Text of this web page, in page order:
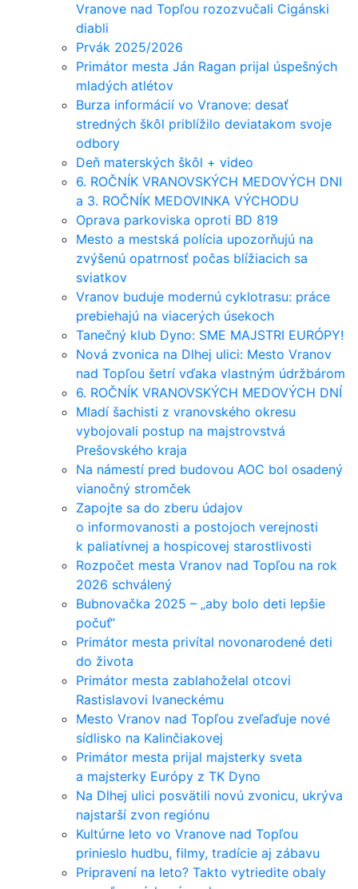
Vranove nad Topľou rozozvučali Cigánski
diabli
Prvák 2025/2026
Primátor mesta Ján Ragan prijal úspešných
mladých atlétov
Burza informácií vo Vranove: desať
stredných škôl priblížilo deviatakom svoje
odbory
Deň materských škôl + video
6. ROČNÍK VRANOVSKÝCH MEDOVÝCH DNI
a 3. ROČNÍK MEDOVINKA VÝCHODU
Oprava parkoviska oproti BD 819
Mesto a mestská polícia upozorňujú na
zvýšenú opatrnosť počas blížiacich sa
sviatkov
Vranov buduje modernú cyklotrasu: práce
prebiehajú na viacerých úsekoch
Tanečný klub Dyno: SME MAJSTRI EURÓPY!
Nová zvonica na Dlhej ulici: Mesto Vranov
nad Topľou šetrí vďaka vlastným údržbárom
6. ROČNÍK VRANOVSKÝCH MEDOVÝCH DNÍ
Mladí šachisti z vranovského okresu
vybojovali postup na majstrovstvá
Prešovského kraja
Na námestí pred budovou AOC bol osadený
vianočný stromček
Zapojte sa do zberu údajov
o informovanosti a postojoch verejnosti
k paliatívnej a hospicovej starostlivosti
Rozpočet mesta Vranov nad Topľou na rok
2026 schválený
Bubnovačka 2025 – „aby bolo deti lepšie
počuť“
Primátor mesta privítal novonarodené deti
do života
Primátor mesta zablahoželal otcovi
Rastislavovi Ivaneckému
Mesto Vranov nad Topľou zveľaďuje nové
sídlisko na Kalinčiakovej
Primátor mesta prijal majsterky sveta
a majsterky Európy z TK Dyno
Na Dlhej ulici posvätili novú zvonicu, ukrýva
najstarší zvon regiónu
Kultúrne leto vo Vranove nad Topľou
prinieslo hudbu, filmy, tradície aj zábavu
Pripravení na leto? Takto vytriedite obaly